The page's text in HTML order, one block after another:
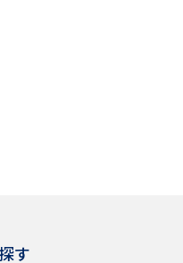
願校を調べる
す